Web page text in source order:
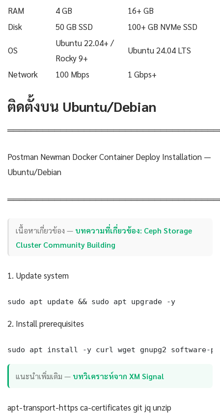
RAM 4 GB
16+ GB
Disk
50 GB SSD 100+ GB NVMe SSD
OS
Ubuntu 22.04+ /
Rocky 9+
Ubuntu 24.04 LTS
Network 100 Mbps 1 Gbps+
ติดตั้งบน Ubuntu/Debian
Postman Newman Docker Container Deploy Installation —
Ubuntu/Debian
เนื้อหาเกี่ยวข้อง — บทความที่เกี่ยวข้อง: Ceph Storage
Cluster Community Building
1. Update system
sudo apt update && sudo apt upgrade -y
2. Install prerequisites
sudo apt install -y curl wget gnupg2 software-
แนะนำเพิ่มเติม — บทวิเคราะห์จาก XM Signal
apt-transport-https ca-certificates git jq unzip